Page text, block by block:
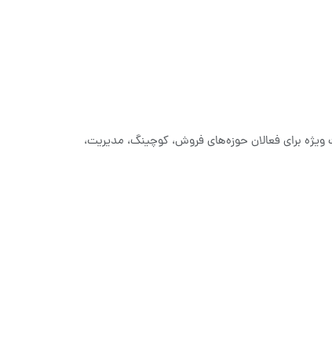
برای فعالان حوزه‌های فروش، کوچینگ، مدیریت،